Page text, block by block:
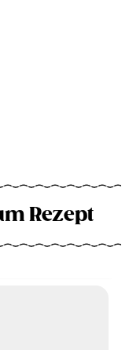
Rezept